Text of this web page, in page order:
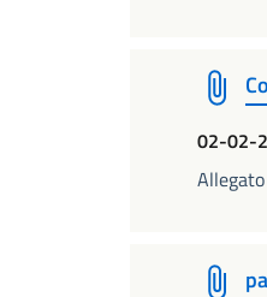
02-02-